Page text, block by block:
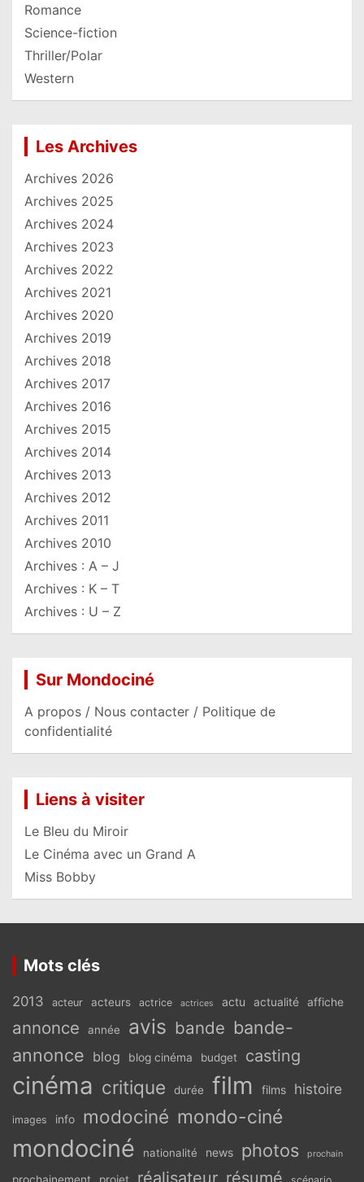
Romance
Science-fiction
Thriller/Polar
Western
Les Archives
Archives 2026
Archives 2025
Archives 2024
Archives 2023
Archives 2022
Archives 2021
Archives 2020
Archives 2019
Archives 2018
Archives 2017
Archives 2016
Archives 2015
Archives 2014
Archives 2013
Archives 2012
Archives 2011
Archives 2010
Archives : A – J
Archives : K – T
Archives : U – Z
Sur Mondociné
A propos / Nous contacter / Politique de
confidentialité
Liens à visiter
Le Bleu du Miroir
Le Cinéma avec un Grand A
Miss Bobby
Mots clés
2013 acteur acteurs actrice actrices actu actualité affiche
annonce année avis bande bande-
annonce blog blog cinéma budget casting
cinéma critique durée film films histoire
images info modociné mondo-ciné
mondociné nationalité news photos prochain
réalisateur résumé